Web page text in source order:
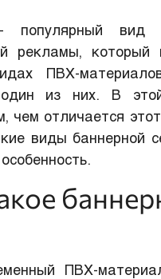
популярный вид
рекламы,
ПВХ-
из них. В
чем отличается
виды баннерной
ПВХ-